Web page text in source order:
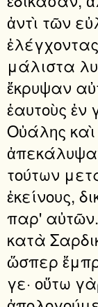
ἀντὶ τῶν
μάλιστα
ἔκρυψαν
ἑαυτοὺς ἐν
Οὐάλης
τούτων
ἐκείνους,
παρ' αὐτῶν.
κατὰ
ὥσπερ
γε· οὕτω